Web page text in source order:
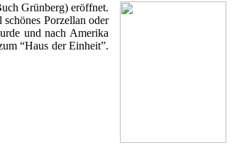
Grünberg) eröffnet.
Porzellan oder
und nach Amerika
“Haus der Einheit”.